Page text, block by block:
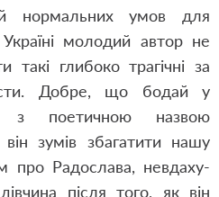
нормальних умов для
молодий автор не
глибоко трагічні за
Добре, що бодай у
з поетичною назвою
зумів збагатити нашу
про Радослава, невдаху-
після того, як він